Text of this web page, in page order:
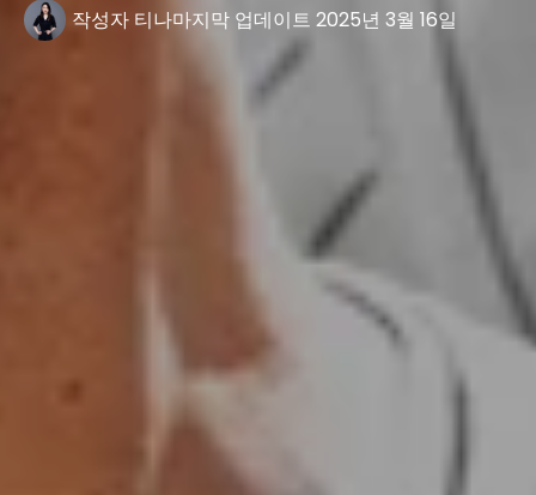
작성자 티나마지막 업데이트 2025년 3월 16일